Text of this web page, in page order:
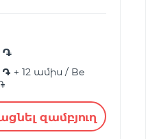
֏
֏ + 12 ամիս / Be
զամբյուղ